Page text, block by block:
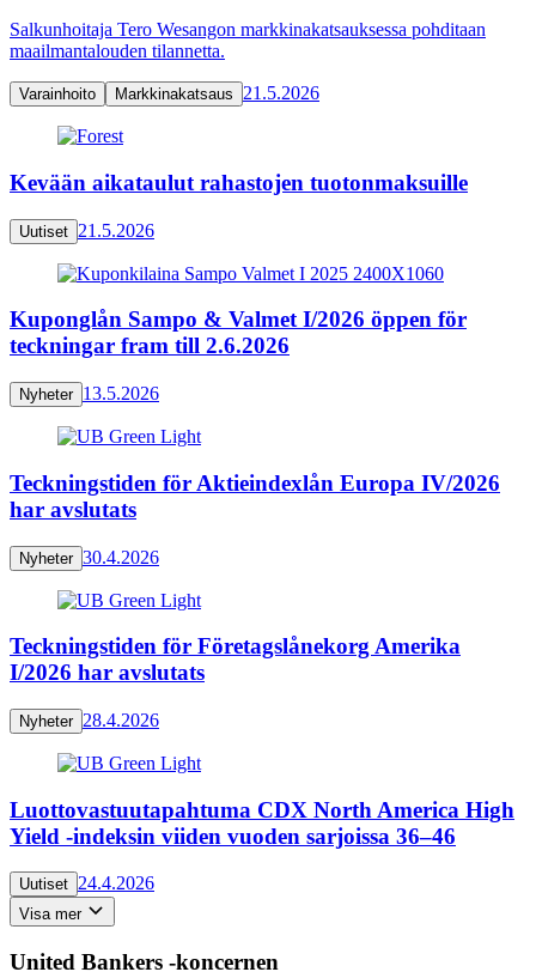
Salkunhoitaja Tero Wesangon markkinakatsauksessa pohditaan
maailmantalouden tilannetta.
Varainhoito Markkinakatsaus 21.5.2026
Kevään aikataulut rahastojen tuotonmaksuille
Uutiset 21.5.2026
Kuponglån Sampo & Valmet I/2026 öppen för
teckningar fram till 2.6.2026
Nyheter 13.5.2026
Teckningstiden för Aktieindexlån Europa IV/2026
har avslutats
Nyheter 30.4.2026
Teckningstiden för Företagslånekorg Amerika
I/2026 har avslutats
Nyheter 28.4.2026
Luottovastuutapahtuma CDX North America High
Yield -indeksin viiden vuoden sarjoissa 36–46
Uutiset 24.4.2026
Visa mer
United Bankers -koncernen